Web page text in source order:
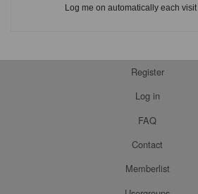
Log me on automatically each visit
Register
Log in
FAQ
Contact
Memberlist